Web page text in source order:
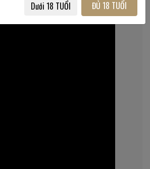
Dưới 18 TUỔI ĐỦ 18 TUỔI